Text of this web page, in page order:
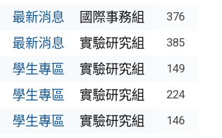
最新消息 國際事務組 376
最新消息 實驗研究組 385
學生專區 實驗研究組 149
學生專區 實驗研究組 224
學生專區 實驗研究組 146